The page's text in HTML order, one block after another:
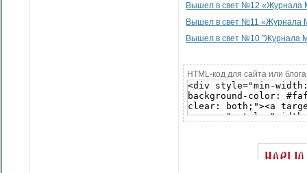
Вышел в свет №12 «Журнала
Вышел в свет №11 «Журнала
Вышел в свет №10 "Журнала
HTML-код для сайта или